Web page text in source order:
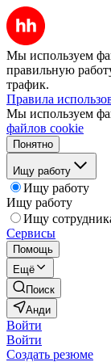
Мы используем
правильную
трафик.
Правила
Мы используем
файлов cookie
Понятно
Ищу работу
Ищу работу
Ищу работу
Ищу
Сервисы
Помощь
Ещё
Поиск
Анди
Войти
Войти
Создать резюме